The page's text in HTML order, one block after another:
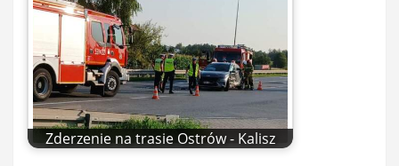
Zderzenie na trasie Ostrów - Kalisz